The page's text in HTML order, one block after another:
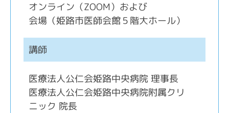
オンライン（ZOOM）および
会場（姫路市医師会館５階大ホール）
講師
医療法人公仁会姫路中央病院 理事長
医療法人公仁会姫路中央病院附属クリ
ニック 院長